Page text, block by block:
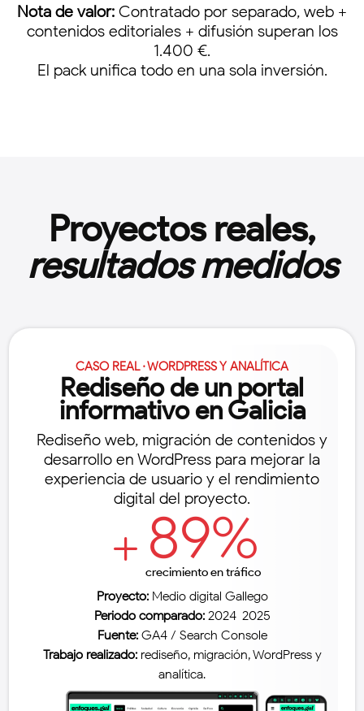
Nota de valor: Contratado por separado, web +
contenidos editoriales + difusión superan los
1.400 €.
El pack unifica todo en una sola inversión.
Proyectos reales,
resultados medidos
CASO REAL · WORDPRESS Y ANALÍTICA
Rediseño de un portal
informativo en Galicia
Rediseño web, migración de contenidos y
desarrollo en WordPress para mejorar la
experiencia de usuario y el rendimiento
digital del proyecto.
Proyecto:Medio digital Gallego
Periodo comparado:2024-2025
Fuente:GA4 / Search Console
Trabajo realizado:rediseño, migración, WordPress y
analítica.
L 89%
crecimiento en tráfico